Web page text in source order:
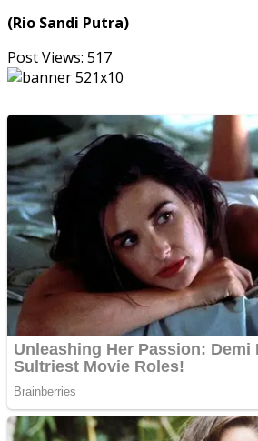
(Rio Sandi Putra)
Post Views: 517